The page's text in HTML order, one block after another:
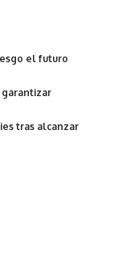
el futuro
garantizar
tras alcanzar